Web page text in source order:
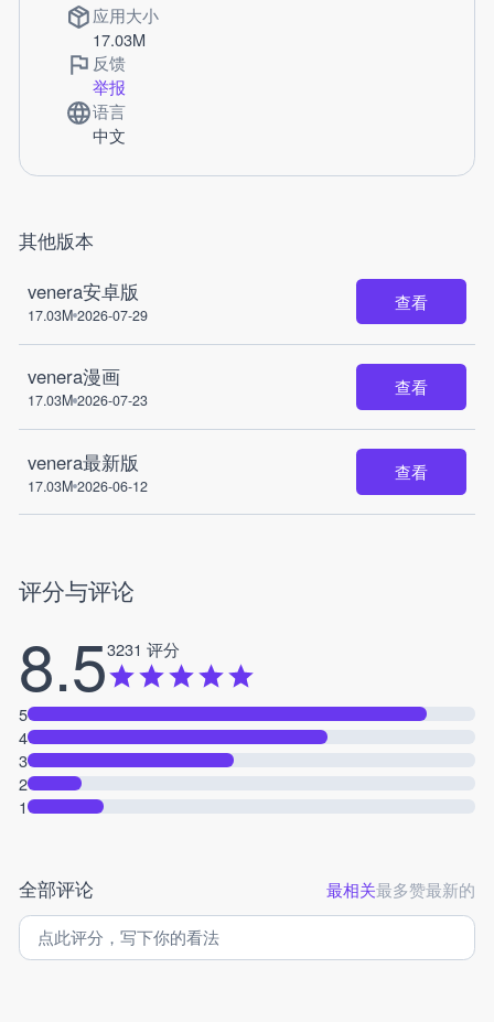
应用大小
17.03M
反馈
举报
语言
中文
其他版本
venera安卓版
17.03M 2026-07-29
查看
venera漫画
17.03M 2026-07-23
查看
venera最新版
17.03M 2026-06-12
查看
评分与评论
8.53231 评分
5
4
3
2
1
全部评论 最相关最多赞最新的